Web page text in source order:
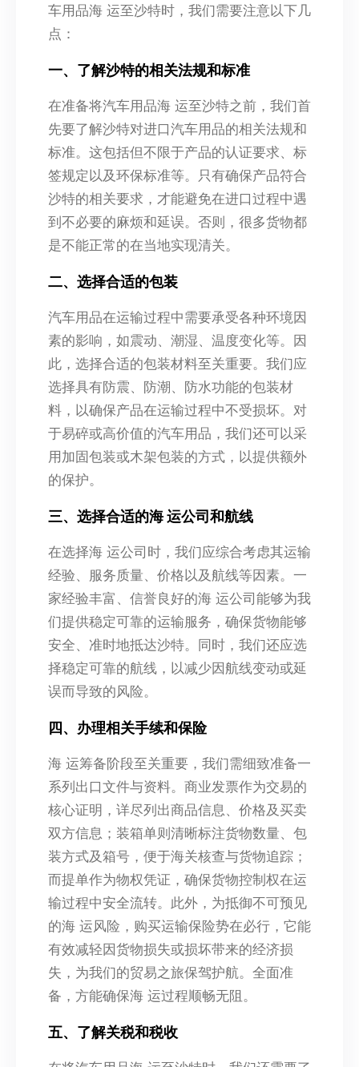
车用品海 运至沙特时，我们需要注意以下几
点：
一、了解沙特的相关法规和标准
在准备将汽车用品海 运至沙特之前，我们首
先要了解沙特对进口汽车用品的相关法规和
标准。这包括但不限于产品的认证要求、标
签规定以及环保标准等。只有确保产品符合
沙特的相关要求，才能避免在进口过程中遇
到不必要的麻烦和延误。否则，很多货物都
是不能正常的在当地实现清关。
二、选择合适的包装
汽车用品在运输过程中需要承受各种环境因
素的影响，如震动、潮湿、温度变化等。因
此，选择合适的包装材料至关重要。我们应
选择具有防震、防潮、防水功能的包装材
料，以确保产品在运输过程中不受损坏。对
于易碎或高价值的汽车用品，我们还可以采
用加固包装或木架包装的方式，以提供额外
的保护。
三、选择合适的海 运公司和航线
在选择海 运公司时，我们应综合考虑其运输
经验、服务质量、价格以及航线等因素。一
家经验丰富、信誉良好的海 运公司能够为我
们提供稳定可靠的运输服务，确保货物能够
安全、准时地抵达沙特。同时，我们还应选
择稳定可靠的航线，以减少因航线变动或延
误而导致的风险。
四、办理相关手续和保险
海 运筹备阶段至关重要，我们需细致准备一
系列出口文件与资料。商业发票作为交易的
核心证明，详尽列出商品信息、价格及买卖
双方信息；装箱单则清晰标注货物数量、包
装方式及箱号，便于海关核查与货物追踪；
而提单作为物权凭证，确保货物控制权在运
输过程中安全流转。此外，为抵御不可预见
的海 运风险，购买运输保险势在必行，它能
有效减轻因货物损失或损坏带来的经济损
失，为我们的贸易之旅保驾护航。全面准
备，方能确保海 运过程顺畅无阻。
五、了解关税和税收